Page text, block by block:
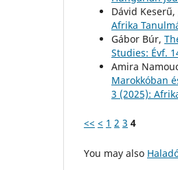
Dávid Keserű,
Afrika
Gábor Búr,
Studies: Évf.
Amira
Marokkóban
3 (2025):
<< < 1 2 3 4
You may also